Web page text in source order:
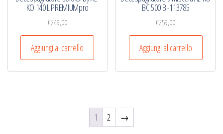
KO 140 L PREMIUMpro
€249,00
Aggiungi al carrello
BC 500 B -113785
€259,00
Aggiungi al carrello
1 2 →